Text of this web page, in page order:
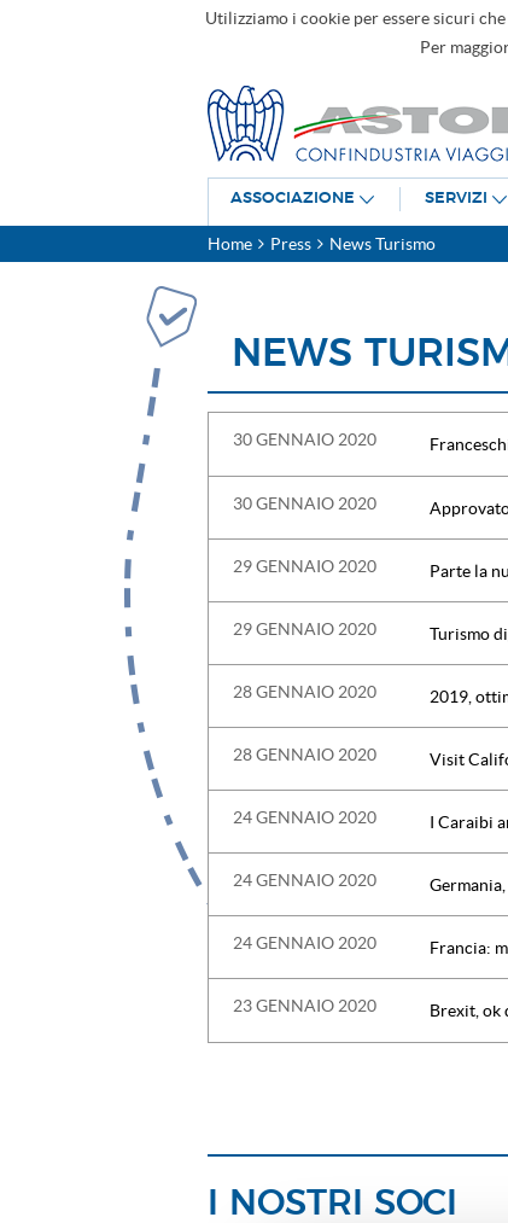
Utilizziamo i cookie per essere sicuri
Per
ASSOCIAZIONE SERVIZI
Home Press News Turismo
NEWS
30 GENNAIO 2020
30 GENNAIO 2020
29 GENNAIO 2020 Parte la
29 GENNAIO 2020 Turismo
28 GENNAIO 2020 2019,
28 GENNAIO 2020 Visit
24 GENNAIO 2020 I Caraibi
24 GENNAIO 2020
24 GENNAIO 2020 Francia:
23 GENNAIO 2020 Brexit, ok
I NOSTRI SOCI